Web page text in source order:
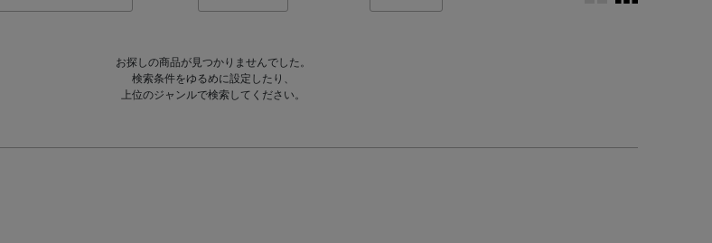
お探しの商品が見つかりませんでした。
検索条件をゆるめに設定したり、
上位のジャンルで検索してください。